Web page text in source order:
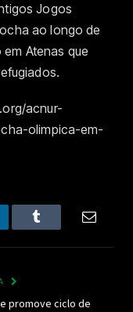
Jogos
ao longo de
Atenas que
acnur-
olimpica-em-
Tumblr
promove ciclo de